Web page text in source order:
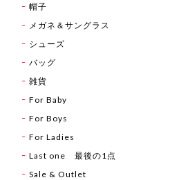
帽子
メガネ＆サングラス
シューズ
バッグ
雑貨
For Baby
For Boys
For Ladies
Last one 最後の1点
Sale & Outlet